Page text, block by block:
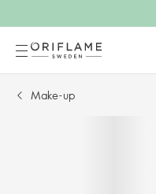
Make-up